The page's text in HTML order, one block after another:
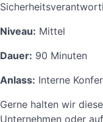
Niveau: Mittel
Dauer: 90 Minuten
Anlass: Interne
Gerne halten wir
Unternehmen oder